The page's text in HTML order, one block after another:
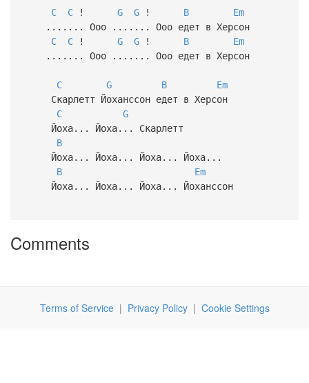
C C! G G! B
Em
....... Ooo ....... Ooo едет в Херсон
C
C! G G! B
Em
....... Ooo ....... Ooo едет в Херсон
C G B
Em
Скарлетт Йоханссон едет в Херсон
C
G
Йоха... Йоха... Скарлетт
B
Йоха... Йоха... Йоха... Йоха...
B
Em
Йоха... Йоха... Йоха... Йоханссон
Comments
Terms of Service| Privacy Policy| Cookie Settings